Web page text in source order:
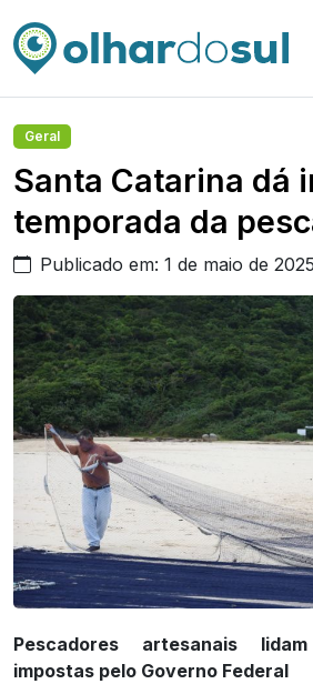
Geral
Santa Catarina dá
temporada da
Publicado em: 1 de maio de 2025
Pescadores artesanais
impostas pelo Governo Federal